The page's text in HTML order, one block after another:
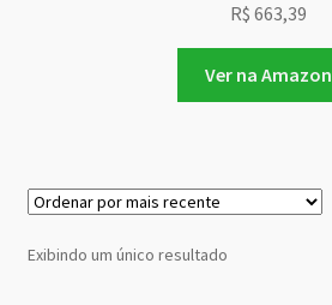
R$ 663,39
Ver na Amazon
Exibindo um único resultado